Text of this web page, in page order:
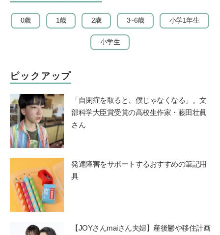
0歳 1歳 2歳 3~6歳 小学1年生
小学生
ピックアップ
「自閉症を取ると、僕じゃなくなる」。文
部科学大臣賞受賞の高校生作家・藤田壮眞
さん
発達障害をサポートするおすすめの筆記用
具
【JOYさんmaiさん夫婦】産後鬱や移住計画